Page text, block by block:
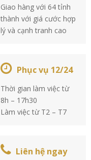
Giao hàng với 64 tỉnh
thành với giá cước hợp
lý và cạnh tranh cao
Phục vụ 12/24
Thời gian làm việc từ
8h – 17h30
Làm việc từ T2 – T7
Liên hệ ngay